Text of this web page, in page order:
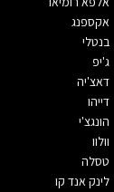
אקספנג
בנטלי
ג'יפ
דאצ'יה
דייהו
הונגצ'י
וולוו
טסלה
לינק אנד קו